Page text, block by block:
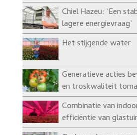
Chiel Hazeu: ‘Een
lagere energievraag’
Het stijgende water
Generatieve acties
en troskwaliteit
Combinatie van
efficiëntie van